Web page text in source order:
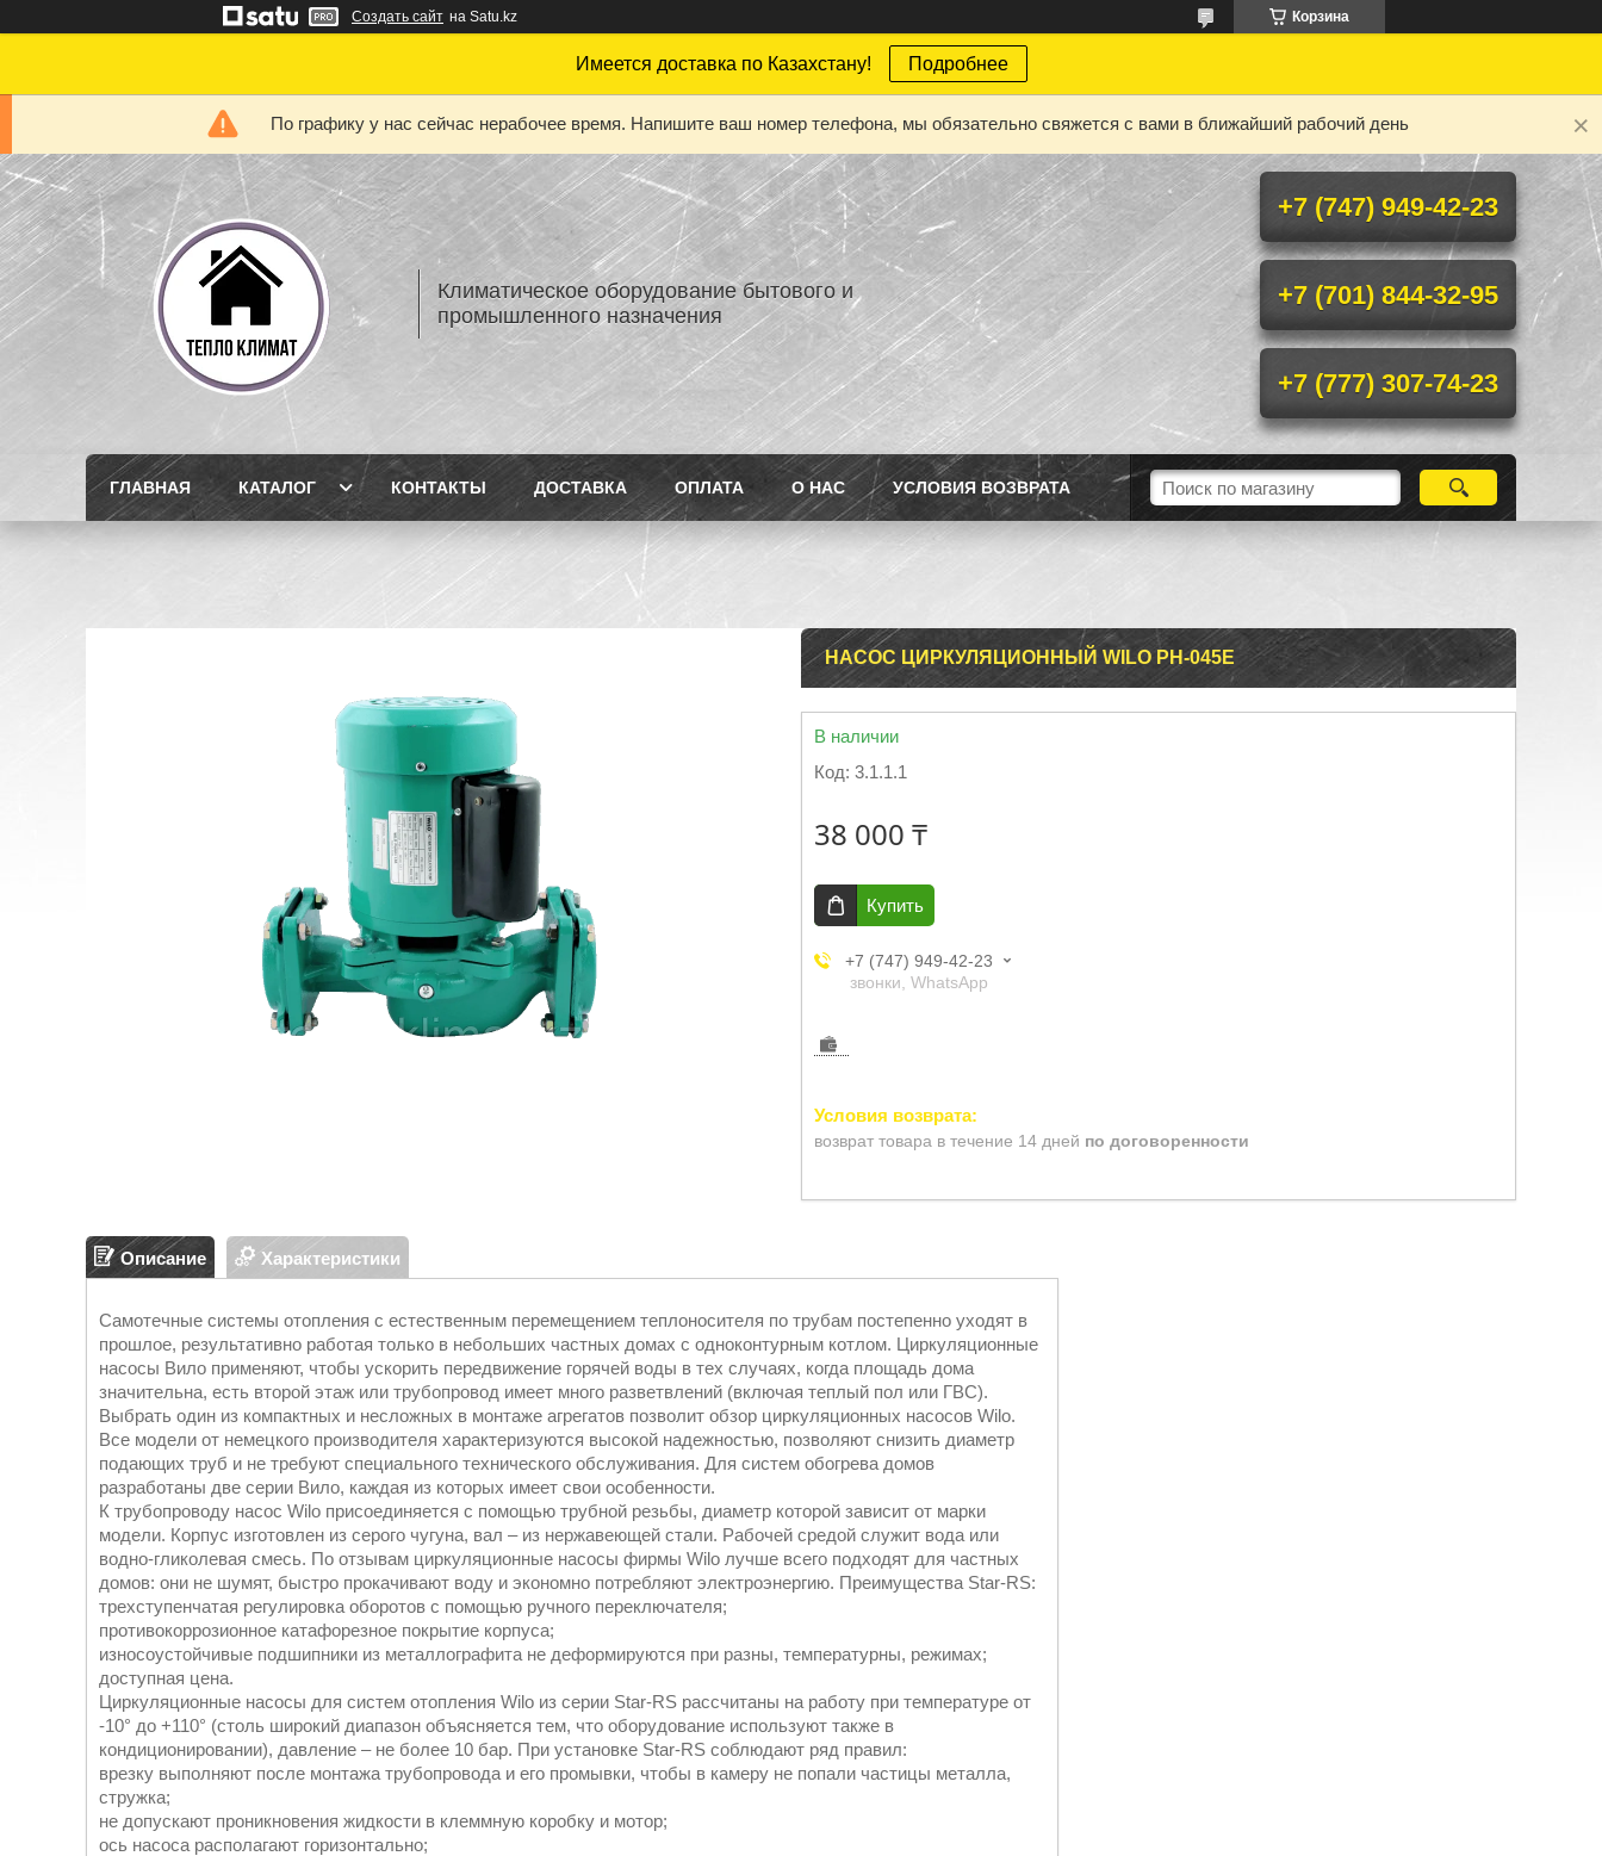
Создать сайт на Satu.kz Корзина
Имеется доставка по Казахстану! Подробнее
По графику у нас сейчас нерабочее время. Напишите ваш номер телефона, мы обязательно свяжется с вами в ближайший рабочий день
Климатическое оборудование бытового и
промышленного назначения
+7 (747) 949-42-23
+7 (701) 844-32-95
+7 (777) 307-74-23
ГЛАВНАЯ КАТАЛОГ КОНТАКТЫ ДОСТАВКА ОПЛАТА О НАС УСЛОВИЯ ВОЗВРАТА
НАСОС ЦИРКУЛЯЦИОННЫЙ WILO PH-045E
В наличии
Код: 3.1.1.1
38 000 ₸
Купить
+7 (747) 949-42-23
звонки, WhatsApp
возврат товара в течение 14 дней по договоренности
Описание Характеристики
Самотечные системы отопления с естественным перемещением теплоносителя по трубам постепенно уходят в
прошлое, результативно работая только в небольших частных домах с одноконтурным котлом. Циркуляционные
насосы Вило применяют, чтобы ускорить передвижение горячей воды в тех случаях, когда площадь дома
значительна, есть второй этаж или трубопровод имеет много разветвлений (включая теплый пол или ГВС).
Выбрать один из компактных и несложных в монтаже агрегатов позволит обзор циркуляционных насосов Wilo.
Все модели от немецкого производителя характеризуются высокой надежностью, позволяют снизить диаметр
подающих труб и не требуют специального технического обслуживания. Для систем обогрева домов
разработаны две серии Вило, каждая из которых имеет свои особенности.
К трубопроводу насос Wilo присоединяется с помощью трубной резьбы, диаметр которой зависит от марки
модели. Корпус изготовлен из серого чугуна, вал – из нержавеющей стали. Рабочей средой служит вода или
водно-гликолевая смесь. По отзывам циркуляционные насосы фирмы Wilo лучше всего подходят для частных
домов: они не шумят, быстро прокачивают воду и экономно потребляют электроэнергию. Преимущества Star-RS:
трехступенчатая регулировка оборотов с помощью ручного переключателя;
противокоррозионное катафорезное покрытие корпуса;
износоустойчивые подшипники из металлографита не деформируются при разны, температурны, режимах;
доступная цена.
Циркуляционные насосы для систем отопления Wilo из серии Star-RS рассчитаны на работу при температуре от
-10° до +110° (столь широкий диапазон объясняется тем, что оборудование используют также в
кондиционировании), давление – не более 10 бар. При установке Star-RS соблюдают ряд правил:
врезку выполняют после монтажа трубопровода и его промывки, чтобы в камеру не попали частицы металла,
стружка;
не допускают проникновения жидкости в клеммную коробку и мотор;
ось насоса располагают горизонтально;